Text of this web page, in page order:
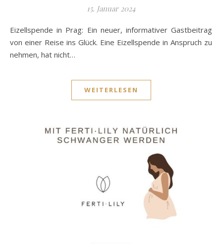
15. Januar 2024
Eizellspende in Prag: Ein neuer, informativer Gastbeitrag
von einer Reise ins Glück. Eine Eizellspende in Anspruch zu
nehmen, hat nicht…
WEITERLESEN